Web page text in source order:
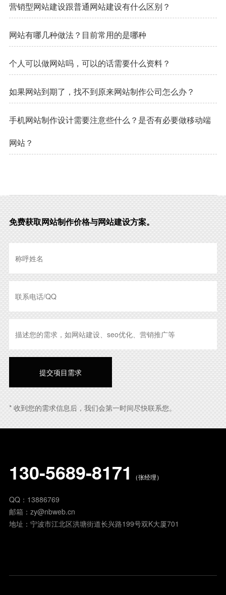
营销型网站建设跟普通网站建设有什么区别？
网站有哪几种做法？目前常用的是哪种
个人可以做网站吗，可以的话需要什么资料？
如果网站到期了，找不到原来网站制作公司怎么办？
手机网站制作设计需要注意些什么？是否有必要做移动端
网站？
免费获取网站制作价格与网站建设方案。
* 收到您的需求信息后，我们会第一时间尽快联系您。
130-5689-8171 （张经理）
QQ： 13886769
邮箱： zy@nbweb.cn
地址：宁波市江北区洪塘街道长兴路199号双K大厦701